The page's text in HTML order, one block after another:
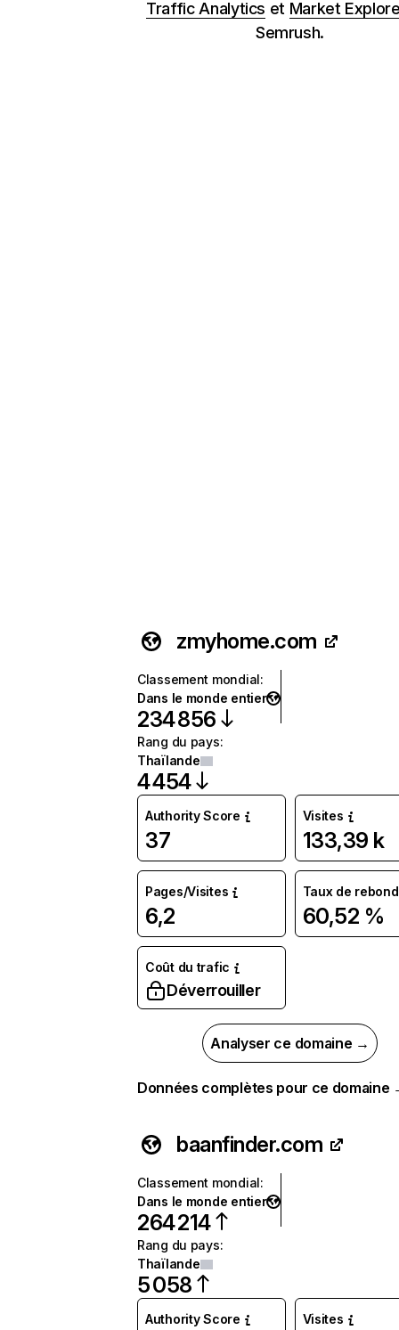
Traffic Analytics et Market
Semrush.
zmyhome.com
Classement mondial:
Dans le monde entier
234 856
Rang du pays:
Thaïlande
4 454
Authority Score
37
Visites
133,39 k
Pages/Visites
6,2
Taux de rebond
60,52 %
Coût du trafic
Déverrouiller
Analyser ce domaine →
Données complètes pour ce domaine
baanfinder.com
Classement mondial:
Dans le monde entier
264 214
Rang du pays:
Thaïlande
5 058
Authority Score Visites